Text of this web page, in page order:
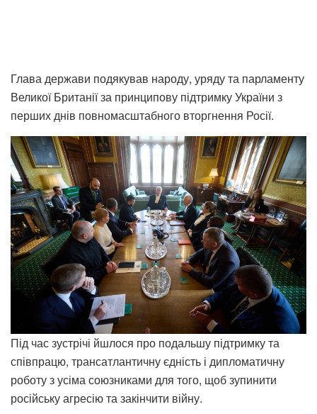
Глава держави подякував народу, уряду та парламенту
Великої Британії за принципову підтримку України з
перших днів повномасштабного вторгнення Росії.
Під час зустрічі йшлося про подальшу підтримку та
співпрацю, трансатлантичну єдність і дипломатичну
роботу з усіма союзниками для того, щоб зупинити
російську агресію та закінчити війну.